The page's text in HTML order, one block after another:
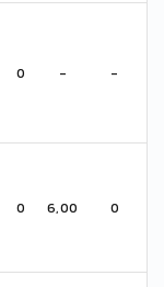
0 - -
0 6,00 0